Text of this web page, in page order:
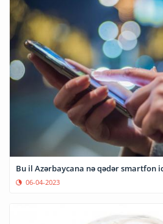
Bu il Azərbaycana nə qədər smartfon
06-04-2023